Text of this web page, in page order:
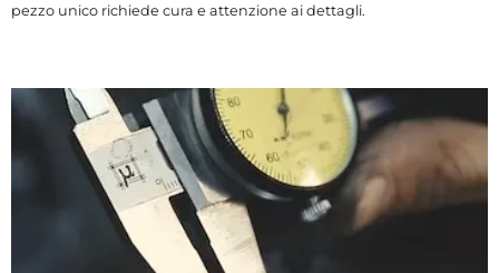
pezzo unico richiede cura e attenzione ai dettagli.